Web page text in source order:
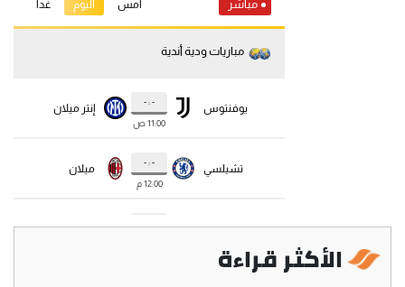
الأكثر قراءة